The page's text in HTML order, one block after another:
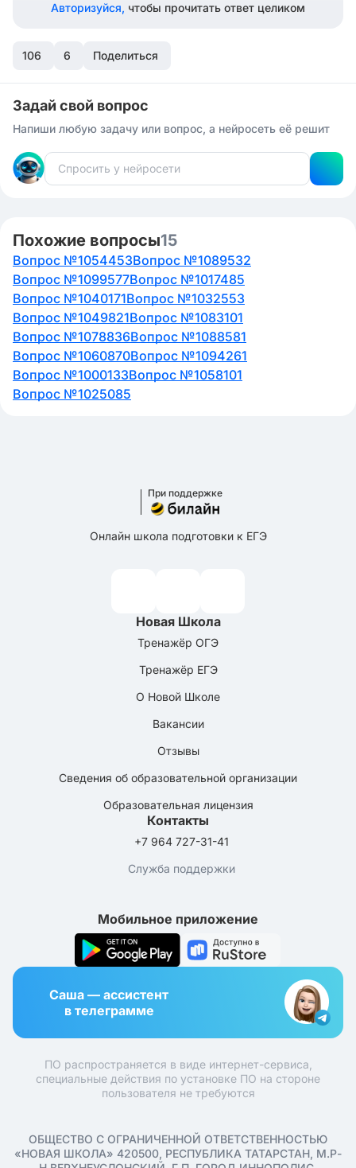
Авторизуйся, чтобы прочитать ответ целиком
106 6 Поделиться
Задай свой вопрос
Напиши любую задачу или вопрос, а нейросеть её решит
Похожие вопросы15
Вопрос №1054453Вопрос №1089532
Вопрос №1099577Вопрос №1017485
Вопрос №1040171Вопрос №1032553
Вопрос №1049821Вопрос №1083101
Вопрос №1078836Вопрос №1088581
Вопрос №1060870Вопрос №1094261
Вопрос №1000133Вопрос №1058101
Вопрос №1025085
При поддержке
Онлайн школа подготовки к ЕГЭ
Новая Школа
Тренажёр ОГЭ
Тренажёр ЕГЭ
О Новой Школе
Вакансии
Отзывы
Сведения об образовательной организации
Образовательная лицензия
Контакты
+7 964 727-31-41
Служба поддержки
Мобильное приложение
Саша — ассистент
в телеграмме
ПО распространяется в виде интернет-сервиса,
специальные действия по установке ПО на стороне
пользователя не требуются
ОБЩЕСТВО С ОГРАНИЧЕННОЙ ОТВЕТСТВЕННОСТЬЮ
«НОВАЯ ШКОЛА» 420500, РЕСПУБЛИКА ТАТАРСТАН, М.Р-